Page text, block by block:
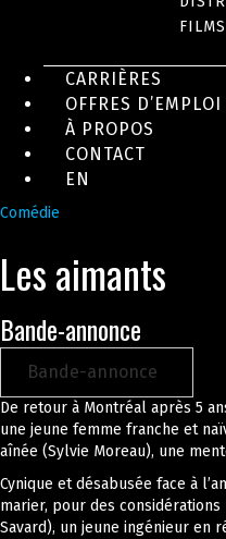
FILMS
CARRIÈRES
OFFRES D’EMPLOI
À PROPOS
CONTACT
EN
Comédie
Les aimants
Bande-annonce
Bande-annonce
De retour à Montréal après 5
une jeune femme franche et
aînée (Sylvie Moreau), une
Cynique et désabusée face à
marier, pour des
Savard), un jeune ingénieur en